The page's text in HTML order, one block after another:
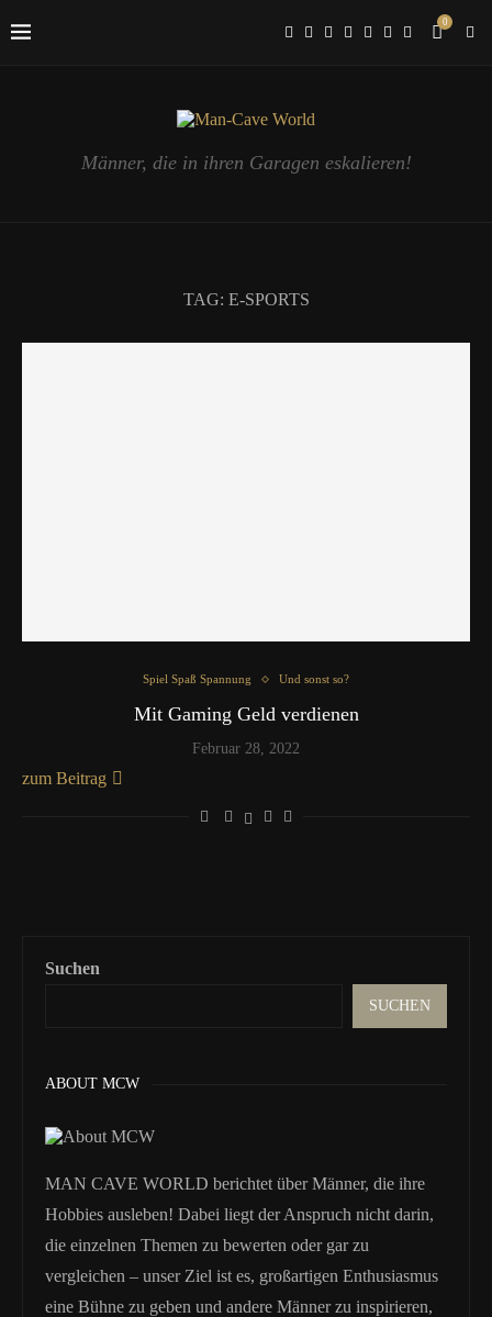
0
Männer, die in ihren Garagen eskalieren!
TAG: E-SPORTS
Spiel Spaß Spannung Und sonst so?
Mit Gaming Geld verdienen
Februar 28, 2022
zum Beitrag
Suchen
SUCHEN
ABOUT MCW
MAN CAVE WORLD berichtet über Männer, die ihre
Hobbies ausleben! Dabei liegt der Anspruch nicht darin,
die einzelnen Themen zu bewerten oder gar zu
vergleichen – unser Ziel ist es, großartigen Enthusiasmus
eine Bühne zu geben und andere Männer zu inspirieren,